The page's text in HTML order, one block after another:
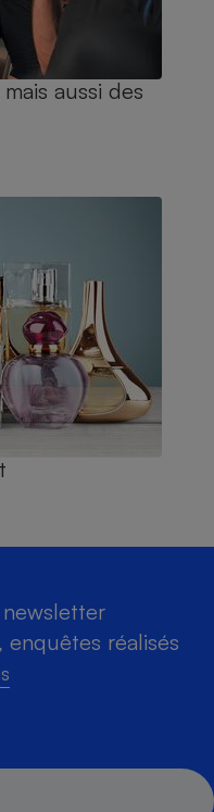
aussi des
enquêtes réalisés